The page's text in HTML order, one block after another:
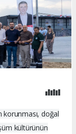
korunması, doğal
kültürünün